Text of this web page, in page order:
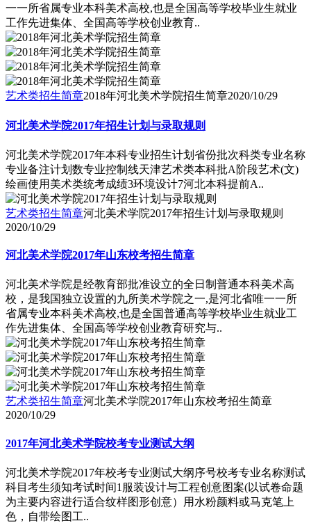
一一所省属专业本科美术高校,也是全国高等学校毕业生就业
工作先进集体、全国高等学校创业教育..
艺术类招生简章2018年河北美术学院招生简章2020/10/29
河北美术学院2017年招生计划与录取规则
河北美术学院2017年本科专业招生计划省份批次科类专业名称
专业备注计划数专业控制线天津艺术类本科批A阶段艺术(文)
绘画使用美术类统考成绩3环境设计7河北本科提前A..
艺术类招生简章河北美术学院2017年招生计划与录取规则
2020/10/29
河北美术学院2017年山东校考招生简章
河北美术学院是经教育部批准设立的全日制普通本科美术高
校，是我国独立设置的九所美术学院之一,是河北省唯一一所
省属专业本科美术高校,也是全国普通高等学校毕业生就业工
作先进集体、全国高等学校创业教育研究与..
艺术类招生简章河北美术学院2017年山东校考招生简章
2020/10/29
2017年河北美术学院校考专业测试大纲
河北美术学院2017年校考专业测试大纲序号校考专业名称测试
科目考生须知考试时间1服装设计与工程创意图案(以试卷命题
为主要内容进行适合纹样图形创意）用水粉颜料或马克笔上
色，自带绘图工..